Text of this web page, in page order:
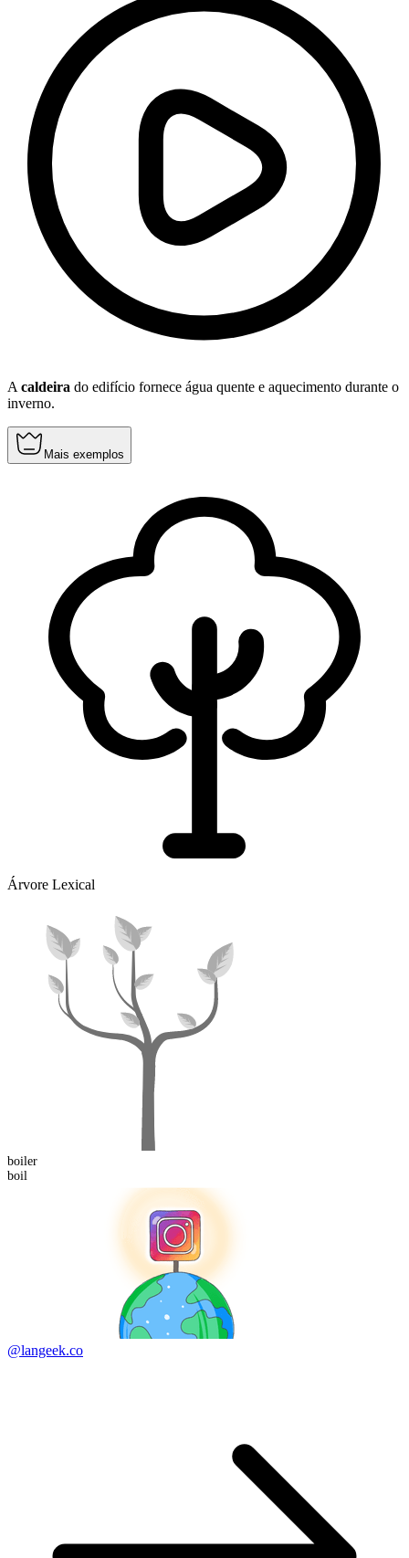
A caldeira do edifício fornece água quente e aquecimento durante o
inverno.
Mais exemplos
Árvore Lexical
boiler
boil
@langeek.co